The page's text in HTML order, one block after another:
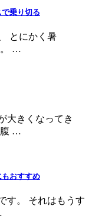
乗り切る
とにかく暑
。 …
大きくなってき
腹 …
おすすめ
す。 それはもうす